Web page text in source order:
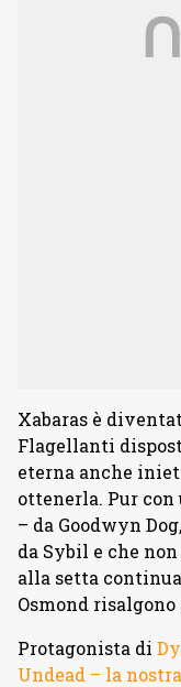
Xabaras è
Flagellanti
eterna anche
ottenerla. Pur
– da Goodwyn
da Sybil e che
alla setta
Osmond
Protagonista di
Undead – la